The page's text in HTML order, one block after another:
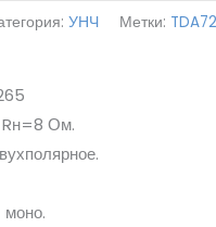
УНЧ Метки:
Ом.
моно.